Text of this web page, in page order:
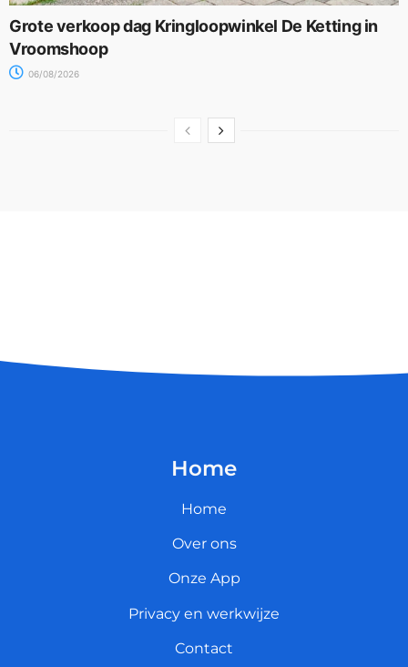
Grote verkoop dag Kringloopwinkel De Ketting in
Vroomshoop
06/08/2026
Home
Home
Over ons
Onze App
Privacy en werkwijze
Contact